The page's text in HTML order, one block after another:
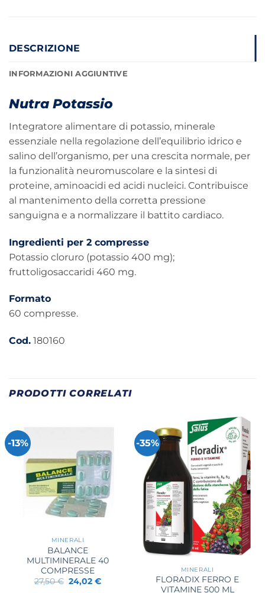
DESCRIZIONE
INFORMAZIONI AGGIUNTIVE
Nutra Potassio
Integratore alimentare di potassio, minerale
essenziale nella regolazione dell’equilibrio idrico e
salino dell’organismo, per una crescita normale, per
la funzionalità neuromuscolare e la sintesi di
proteine, aminoacidi ed acidi nucleici. Contribuisce
al mantenimento della corretta pressione
sanguigna e a normalizzare il battito cardiaco.
Ingredienti per 2 compresse
Potassio cloruro (potassio 400 mg);
fruttoligosaccaridi 460 mg.
Formato
60 compresse.
Cod. 180160
PRODOTTI CORRELATI
-13%
MINERALI
BALANCE
MULTIMINERALE 40
COMPRESSE
27,50€ Il
prezzo
24,02€Il
-35%
MINERALI
FLORADIX FERRO E
VITAMINE 500 ML